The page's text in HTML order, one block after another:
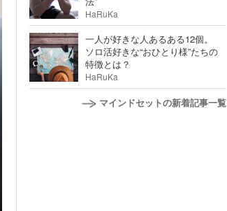
HaRuKa
一人が好きな人あるある12個。
ソロ活好きな“おひとり様”たちの
特徴とは？
HaRuKa
マインドセットの新着記事一覧